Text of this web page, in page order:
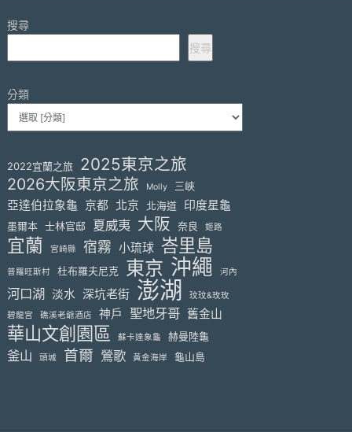
搜尋
搜尋
分類
2022宜蘭之旅 2025東京之旅
2026大阪東京之旅 Molly 三峽
亞達伯拉象龜 京都 北京 北海道 印度星龜
墨爾本 士林官邸 夏威夷 大阪 奈良 姬路
宜蘭 宮崎縣 宿霧 小琉球 峇里島
普羅旺斯村 杜布羅夫尼克 東京 沖繩 河內
河口湖 淡水 深坑老街 澎湖
玟玟&玫玫
碧龍宮
礁溪老爺酒店 神戶 聖地牙哥 舊金山
華山文創園區 蘇卡達象龜 赫曼陸龜
釜山 頭城 首爾 鶯歌 黃金海岸 龜山島